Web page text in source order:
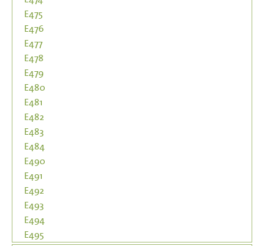
E475
E476
E477
E478
E479
E480
E481
E482
E483
E484
E490
E491
E492
E493
E494
E495